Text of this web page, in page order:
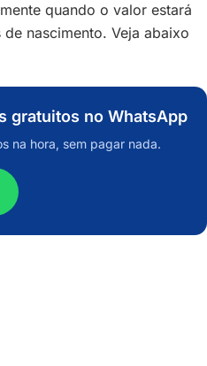
quando o valor estará
nascimento. Veja abaixo
gratuitos no WhatsApp
na hora, sem pagar nada.